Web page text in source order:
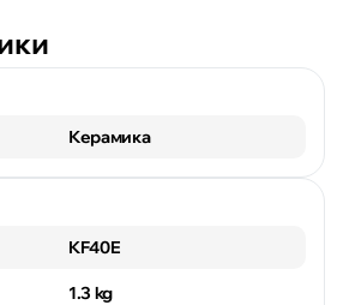
Керамика
KF40E
1.3 kg